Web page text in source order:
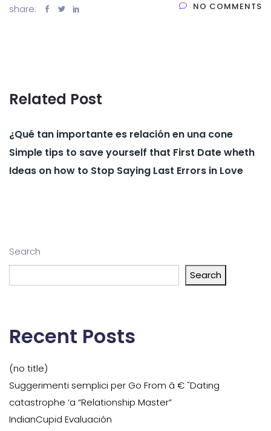
share: NO COMMENTS
Related Post
¿Qué tan importante es relación en una cone
Simple tips to save yourself that First Date wheth
Ideas on how to Stop Saying Last Errors in Love
Search
Search
Recent Posts
(no title)
Suggerimenti semplici per Go From â € ˜Dating
catastrophe ‘a “Relationship Master”
IndianCupid Evaluación